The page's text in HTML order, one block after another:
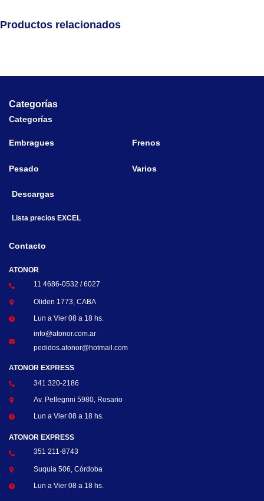
Productos relacionados
Categorías
Categorías
Embragues Frenos
Pesado Varios
Descargas
Lista precios EXCEL
Contacto
ATONOR
11 4686-0532 / 6027
Oliden 1773, CABA
Lun a Vier 08 a 18 hs.
info@atonor.com.ar
pedidos.atonor@hotmail.com
ATONOR EXPRESS
341 320-2186
Av. Pellegrini 5980, Rosario
Lun a Vier 08 a 18 hs.
ATONOR EXPRESS
351 211-8743
Suquia 506, Córdoba
Lun a Vier 08 a 18 hs.